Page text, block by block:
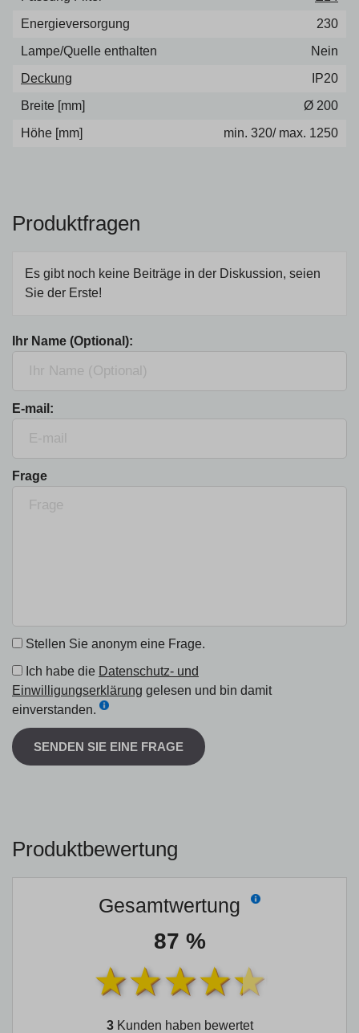
Energieversorgung
230
Lampe/Quelle enthalten
Nein
Deckung
IP20
Breite [mm]
Ø 200
Höhe [mm]
min. 320/ max. 1250
Produktfragen
Es gibt noch keine Beiträge in der Diskussion, seien
Sie der Erste!
Ihr Name (Optional):
E-mail:
Frage
Stellen Sie anonym eine Frage.
Ich habe die Datenschutz- und
Einwilligungserklärung gelesen und bin damit
einverstanden.
SENDEN SIE EINE FRAGE
Produktbewertung
Gesamtwertung
87 %
3Kunden haben bewertet